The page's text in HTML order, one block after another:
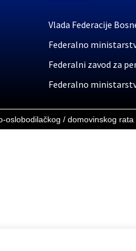
Vlada Federacije
Federalno
Federalni zavod za
Federalno
oslobodilačkog / domovinskog rata